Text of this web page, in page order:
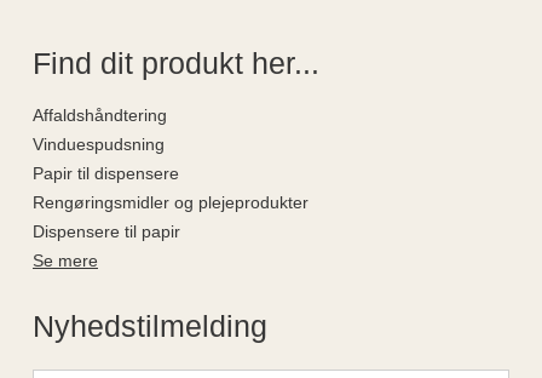
Find dit produkt her...
Affaldshåndtering
Vinduespudsning
Papir til dispensere
Rengøringsmidler og plejeprodukter
Dispensere til papir
Se mere
Nyhedstilmelding